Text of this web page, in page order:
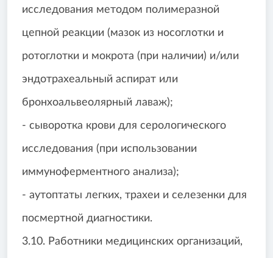
исследования методом полимеразной
цепной реакции (мазок из носоглотки и
ротоглотки и мокрота (при наличии) и/или
эндотрахеальный аспират или
бронхоальвеолярный лаваж);
- сыворотка крови для серологического
исследования (при использовании
иммуноферментного анализа);
- аутоптаты легких, трахеи и селезенки для
посмертной диагностики.
3.10. Работники медицинских организаций,